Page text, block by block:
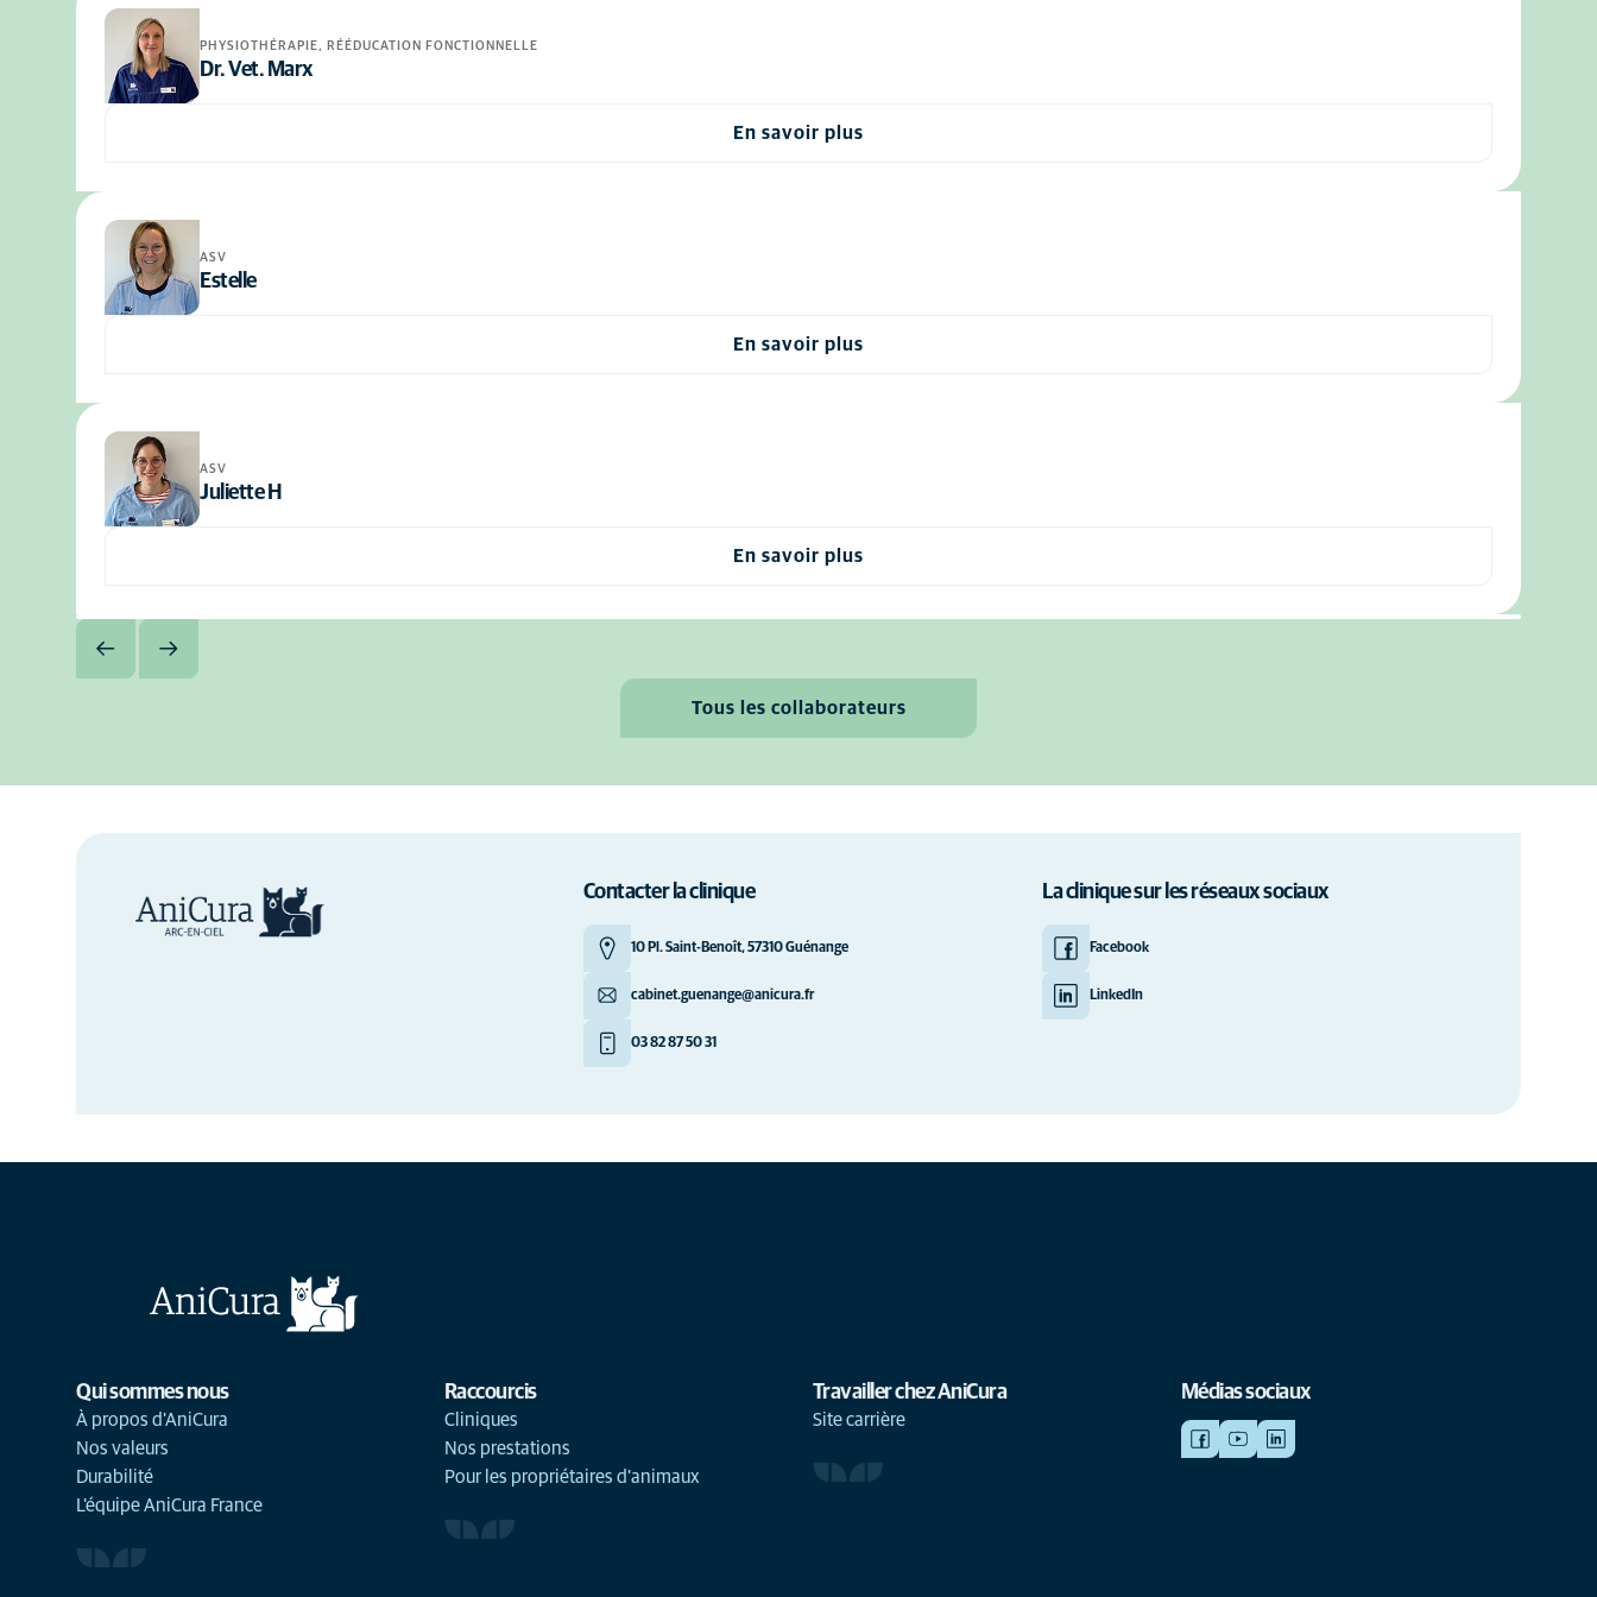
PHYSIOTHÉRAPIE, RÉÉDUCATION FONCTIONNELLE
Dr. Vet. Marx
En savoir plus
ASV
Estelle
En savoir plus
ASV
Juliette H
En savoir plus
Tous les collaborateurs
Contacter la clinique
10 Pl. Saint-Benoît, 57310 Guénange
cabinet.guenange@anicura.fr
03 82 87 50 31
La clinique sur les réseaux sociaux
Facebook
LinkedIn
Qui sommes nous
À propos d'AniCura
Nos valeurs
Durabilité
L'équipe AniCura France
Raccourcis
Cliniques
Nos prestations
Pour les propriétaires d'animaux
Travailler chez AniCura
Site carrière
Médias sociaux